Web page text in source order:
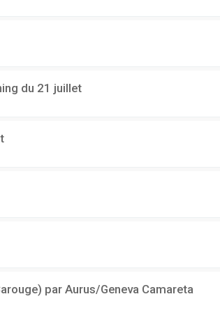
du 21 juillet
par Aurus/Geneva Camareta